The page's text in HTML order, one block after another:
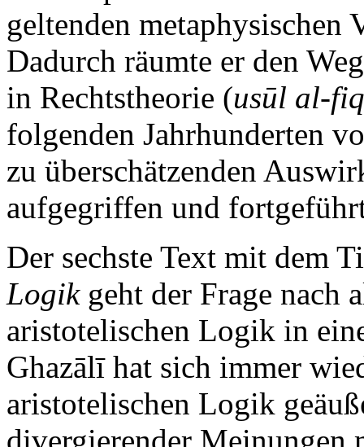
geltenden metaphysischen
Dadurch räumte er den
in Rechtstheorie (usūl al-
folgenden Jahrhunderten
zu überschätzenden
aufgegriffen und
Der sechste Text mit dem
Logikgeht der Frage nach
aristotelischen Logik in
Ghazālī hat sich immer
aristotelischen Logik